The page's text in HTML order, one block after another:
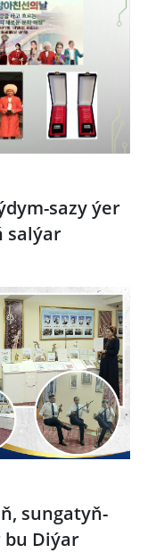
sazy ýer
salýar
sungatyň-
bu Diýar